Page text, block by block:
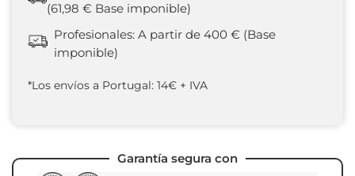
(61,98 € Base imponible)
Profesionales: A partir de 400 € (Base
imponible)
*Los envíos a Portugal: 14€ + IVA
Garantía segura con